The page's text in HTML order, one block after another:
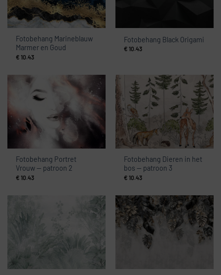
Fotobehang Marineblauw
Marmer en Goud
€ 10.43
Fotobehang Black Origami
€ 10.43
Fotobehang Portret
Vrouw — patroon 2
€ 10.43
Fotobehang Dieren in het
bos — patroon 3
€ 10.43